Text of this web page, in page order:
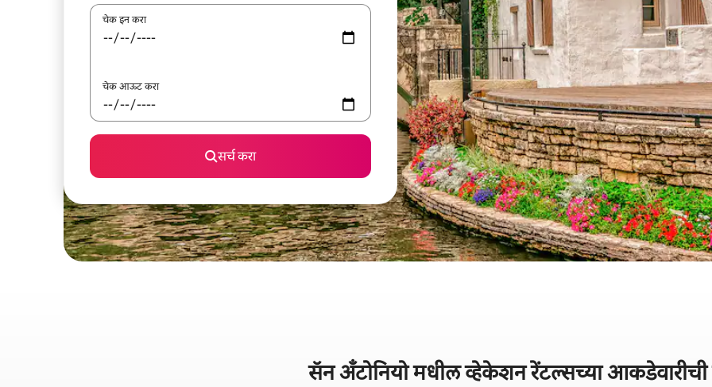
चेक इन करा
चेक आऊट करा
सर्च करा
सॅन अँटोनियो मधील व्हेकेशन रेंटल्सच्या